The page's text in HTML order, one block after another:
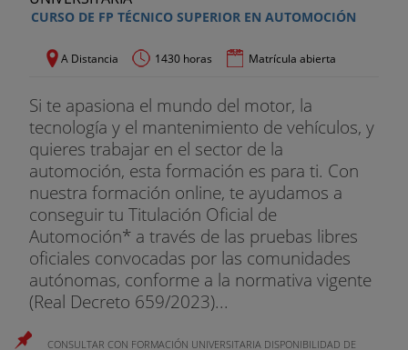
CURSO DE FP TÉCNICO SUPERIOR EN AUTOMOCIÓN
A Distancia 1430 horas Matrícula abierta
Si te apasiona el mundo del motor, la
tecnología y el mantenimiento de vehículos, y
quieres trabajar en el sector de la
automoción, esta formación es para ti. Con
nuestra formación online, te ayudamos a
conseguir tu Titulación Oficial de
Automoción* a través de las pruebas libres
oficiales convocadas por las comunidades
autónomas, conforme a la normativa vigente
(Real Decreto 659/2023)...
CONSULTAR CON FORMACIÓN UNIVERSITARIA DISPONIBILIDAD DE